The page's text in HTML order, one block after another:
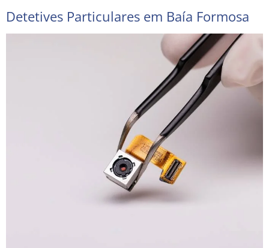
Detetives Particulares em Baía Formosa